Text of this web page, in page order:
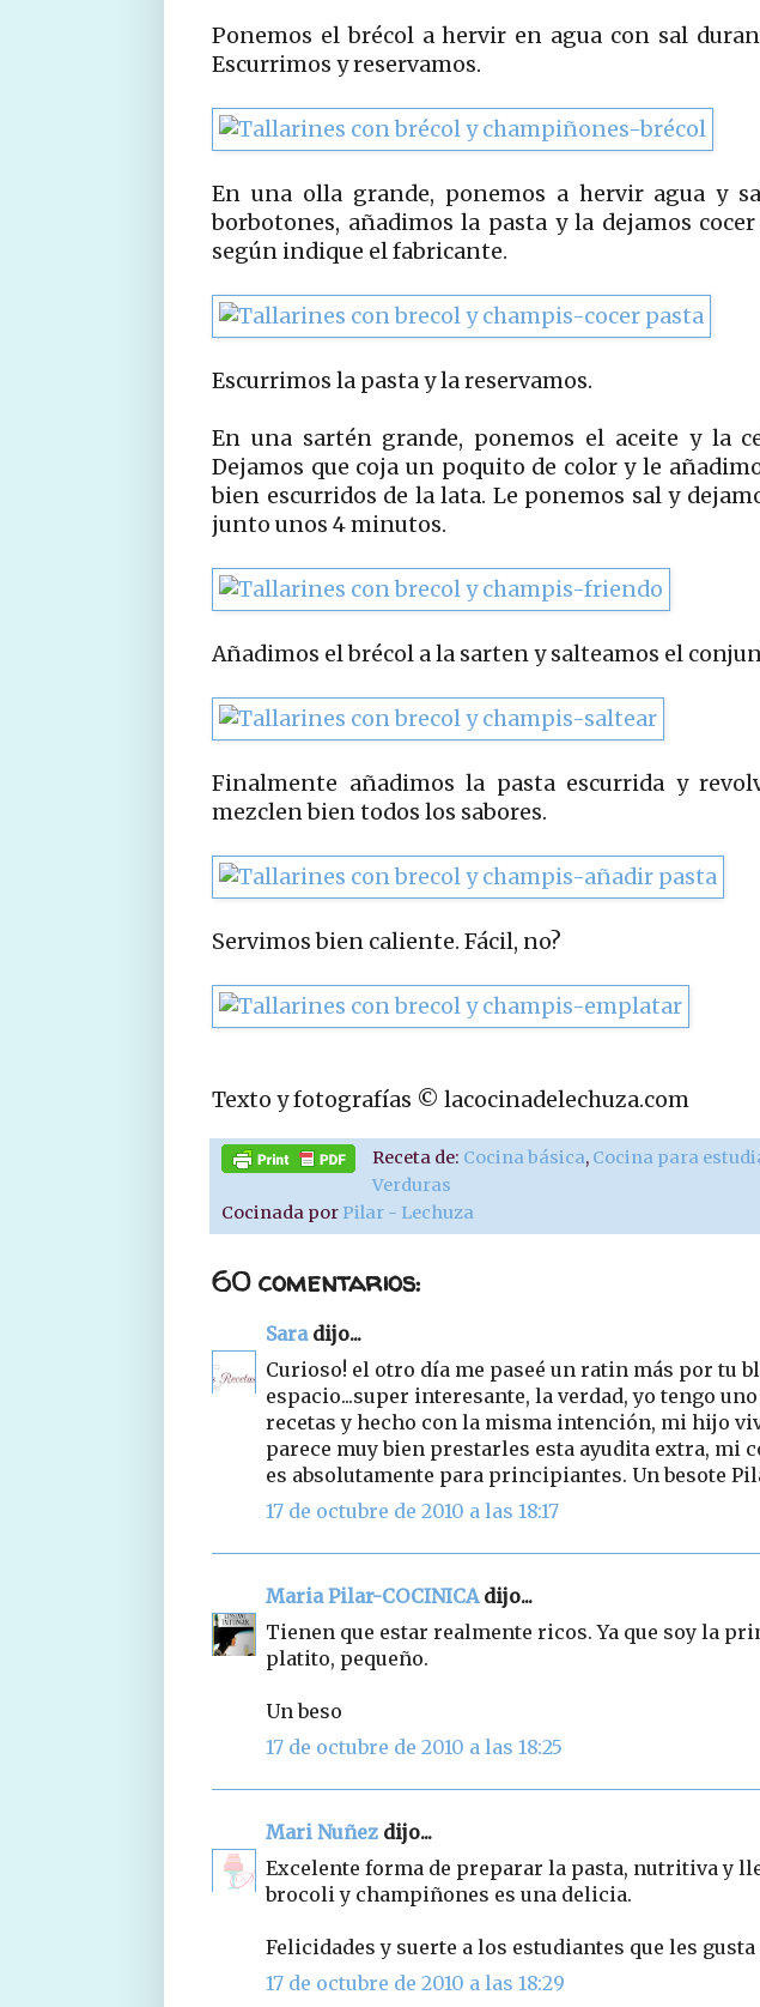
Ponemos el brécol a hervir en agua con sal
Escurrimos y reservamos.
En una olla grande, ponemos a hervir agua y
borbotones, añadimos la pasta y la dejamos
según indique el fabricante.
Escurrimos la pasta y la reservamos.
En una sartén grande, ponemos el aceite y la
Dejamos que coja un poquito de color y le
bien escurridos de la lata. Le ponemos sal y
junto unos 4 minutos.
Añadimos el brécol a la sarten y salteamos el
Finalmente añadimos la pasta escurrida y
mezclen bien todos los sabores.
Servimos bien caliente. Fácil, no?
Texto y fotografías © lacocinadelechuza.com
Receta de: Cocina básica, Cocina para
Verduras
Cocinada por Pilar - Lechuza
60 comentarios:
Saradijo...
Curioso! el otro día me paseé un ratin más por tu
espacio...super interesante, la verdad, yo tengo
recetas y hecho con la misma intención, mi hijo
parece muy bien prestarles esta ayudita extra, mi
es absolutamente para principiantes. Un besote
17 de octubre de 2010 a las 18:17
Maria Pilar-COCINICAdijo...
Tienen que estar realmente ricos. Ya que soy la
platito, pequeño.
Un beso
17 de octubre de 2010 a las 18:25
Mari Nuñez dijo...
Excelente forma de preparar la pasta, nutritiva y
brocoli y champiñones es una delicia.
Felicidades y suerte a los estudiantes que les
17 de octubre de 2010 a las 18:29